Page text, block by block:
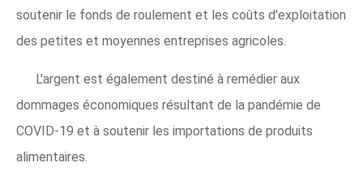
soutenir le fonds de roulement et les coûts d'exploitation
des petites et moyennes entreprises agricoles.
L'argent est également destiné à remédier aux
dommages économiques résultant de la pandémie de
COVID-19 et à soutenir les importations de produits
alimentaires.